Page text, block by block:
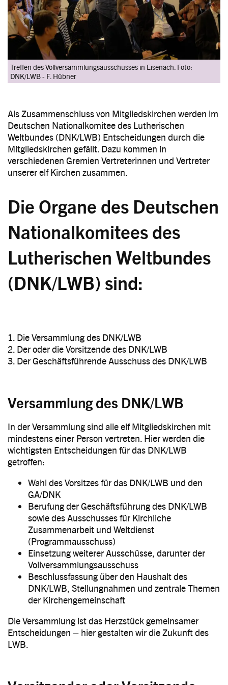
Treffen des Vollversammlungsausschusses in Eisenach. Foto:
DNK/LWB - F. Hübner
Als Zusammenschluss von Mitgliedskirchen werden im
Deutschen Nationalkomitee des Lutherischen
Weltbundes (DNK/LWB) Entscheidungen durch die
Mitgliedskirchen gefällt. Dazu kommen in
verschiedenen Gremien Vertreterinnen und Vertreter
unserer elf Kirchen zusammen.
Die Organe des Deutschen
Nationalkomitees des
Lutherischen Weltbundes
(DNK/LWB) sind:
1. Die Versammlung des DNK/LWB
2. Der oder die Vorsitzende des DNK/LWB
3. Der Geschäftsführende Ausschuss des DNK/LWB
Versammlung des DNK/LWB
In der Versammlung sind alle elf Mitgliedskirchen mit
mindestens einer Person vertreten. Hier werden die
wichtigsten Entscheidungen für das DNK/LWB
getroffen:
Wahl des Vorsitzes für das DNK/LWB und den
GA/DNK
Berufung der Geschäftsführung des DNK/LWB
sowie des Ausschusses für Kirchliche
Zusammenarbeit und Weltdienst
(Programmausschuss)
Einsetzung weiterer Ausschüsse, darunter der
Vollversammlungsausschuss
Beschlussfassung über den Haushalt des
DNK/LWB, Stellungnahmen und zentrale Themen
der Kirchengemeinschaft
Die Versammlung ist das Herzstück gemeinsamer
Entscheidungen – hier gestalten wir die Zukunft des
LWB.